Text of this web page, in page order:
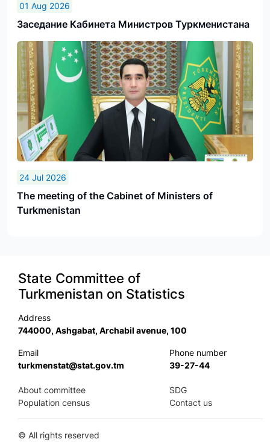
01 Aug 2026
Заседание Кабинета Министров Туркменистана
24 Jul 2026
The meeting of the Cabinet of Ministers of
Turkmenistan
State Committee of
Turkmenistan on Statistics
Address
744000, Ashgabat, Archabil avenue, 100
Email
turkmenstat@stat.gov.tm
Phone number
39-27-44
About committee
Population census
SDG
Contact us
© All rights reserved